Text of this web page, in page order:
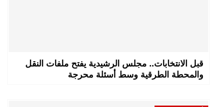
قبل الانتخابات.. مجلس الرشيدية يفتح ملفات النقل
والمحطة الطرقية وسط أسئلة محرجة